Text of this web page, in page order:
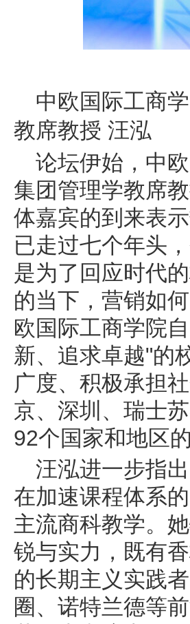
中欧国际工商
教席教授 汪泓
论坛伊始，中
集团管理学教席
体嘉宾的到来表
已走过七个年头
是为了回应时代
的当下，营销如
欧国际工商学院
新、追求卓越"的
广度、积极承担
京、深圳、瑞士
92个国家和地区
汪泓进一步指
在加速课程体系
主流商科教学。
锐与实力，既有
的长期主义实践
圈、诺特兰德等